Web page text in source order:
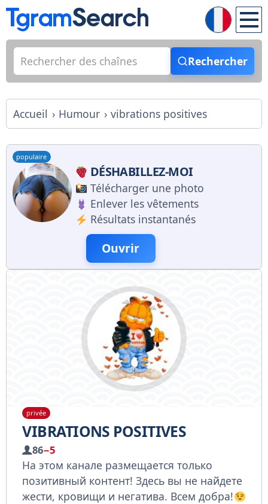
Rechercher
Accueil Humour vibrations positives
populaire
DÉSHABILLEZ-MOI
Télécharger une photo
Enlever les vêtements
Résultats instantanés
Ouvrir
privée
VIBRATIONS POSITIVES
86−5
На этом канале размещается только
позитивный контент! Здесь вы не найдете
жести, кровищи и негатива. Всем добра!